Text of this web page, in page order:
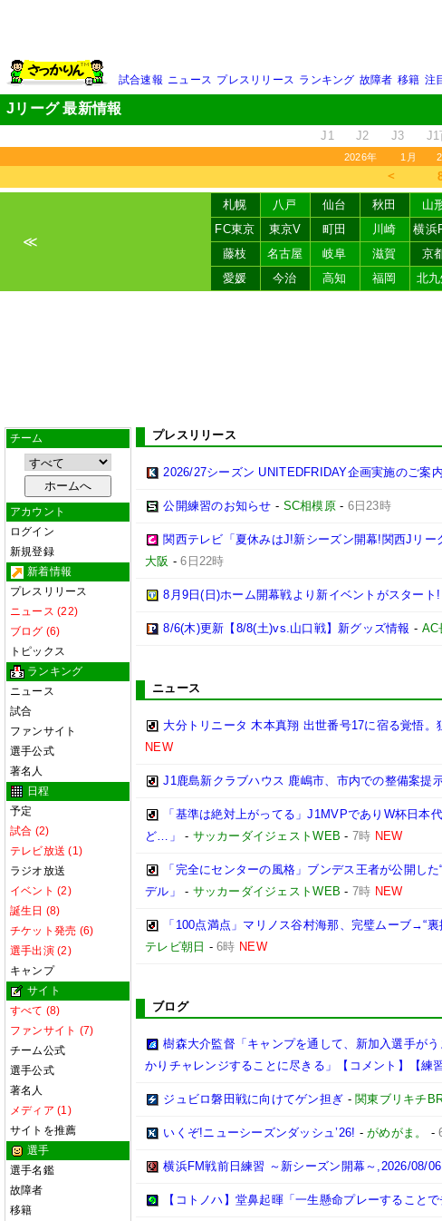
試合速報 ニュース プレスリリース ランキング 故障者 移籍 注
Jリーグ 最新情報
J1 J2 J3 J1
2026年 1月
＜
≪
札幌 八戸 仙台 秋田 山
FC東京
東京V 町田 川崎 横浜
藤枝
名古屋 岐阜 滋賀 京
愛媛
今治 高知 福岡 北九
チーム
アカウント
ログイン
新規登録
新着情報
プレスリリース
ニュース (22)
ブログ (6)
トピックス
ランキング
ニュース
試合
ファンサイト
選手公式
著名人
日程
予定
試合 (2)
テレビ放送 (1)
ラジオ放送
イベント (2)
誕生日 (8)
チケット発売 (6)
選手出演 (2)
キャンプ
サイト
すべて (8)
ファンサイト (7)
チーム公式
選手公式
著名人
メディア (1)
サイトを推薦
選手
選手名鑑
故障者
移籍
プレスリリース
2026/27シーズン UNITEDFRIDAY企画実施のご案内
公開練習のお知らせ - SC相模原- 6日23時
関西テレビ「夏休みはJ!新シーズン開幕!関西Jリ
大阪 -6日22時
8月9日(日)ホーム開幕戦より新イベントがスタート!
8/6(木)更新【8/8(土)vs.山口戦】新グッズ情報 - AC
ニュース
大分トリニータ 木本真翔 出世番号17に宿る覚悟。
NEW
J1鹿島新クラブハウス 鹿嶋市、市内での整備案提
「基準は絶対上がってる」J1MVPでありW杯日本
ど…」
- サッカーダイジェストWEB - 7時 NEW
「完全にセンターの風格」ブンデス王者が公開し
デル」
- サッカーダイジェストWEB - 7時 NEW
「100点満点」マリノス谷村海那、完璧ムーブ→“
テレビ朝日 -6時 NEW
ブログ
樹森大介監督「キャンプを通して、新加入選手が
かりチャレンジすることに尽きる」【コメント】【練
ジュビロ磐田戦に向けてゲン担ぎ - 関東ブリキチ
いくぞ!ニューシーズンダッシュ’26! -がめがま。 -
横浜FM戦前日練習 ～新シーズン開幕～,2026/08/06
【コトノハ】堂鼻起暉「一生懸命プレーすること